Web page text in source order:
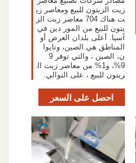
زيت الزيتون للبيع ومعاصر زي
ت هناك 704 معاصر زيت الز
يتون للبيع من المور دين في
آسيا. أعلى بلدان العرض أو
المناطق هي الصين، وتايوا
ن، الصين ، والتي توفر 9
9%، و1% من معاصر زيت ال
زيتون للبيع ، على التوالي.
احصل على السعر